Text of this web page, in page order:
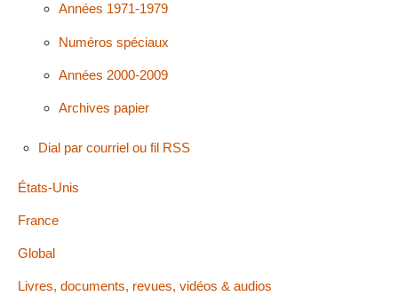
Années 1971-1979
Numéros spéciaux
Années 2000-2009
Archives papier
Dial par courriel ou fil RSS
États-Unis
France
Global
Livres, documents, revues, vidéos & audios